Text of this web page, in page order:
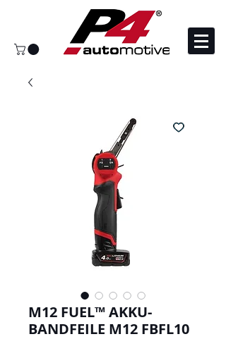
M12 FUEL™ AKKU-
BANDFEILE M12 FBFL10